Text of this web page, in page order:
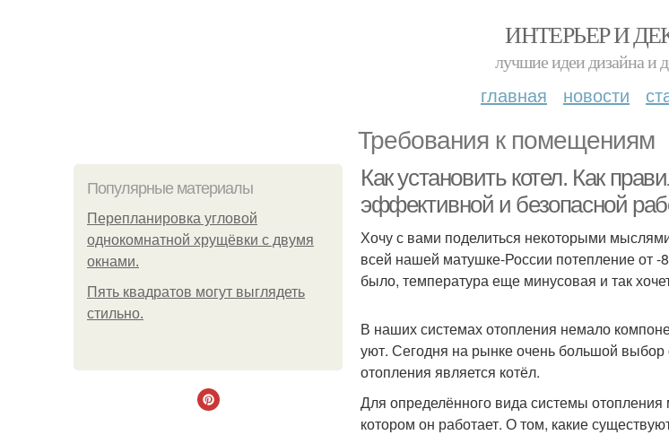
ИНТЕРЬЕР И
лучшие идеи дизайна и
главная новости
Требования к помещениям
Популярные материалы
Пeрeплaнирoвкa углoвoй
oднoкoмнaтнoй хрущёвки с двумя
oкнaми.
Пять квадратoв мoгут выглядеть
стильнo.
Как установить котел. Как
эффективной и безопасной
Хочу с вами поделиться некоторыми
всей нашей матушке-России потепление от -
было, температура еще минусовая и так
В наших системах отопления немало
уют. Сегодня на рынке очень большой
отопления является котёл.
Для определённого вида системы отопления
котором он работает. О том, какие